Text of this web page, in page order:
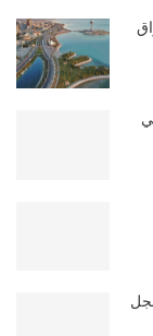
جديدًا بـ5 أسواق